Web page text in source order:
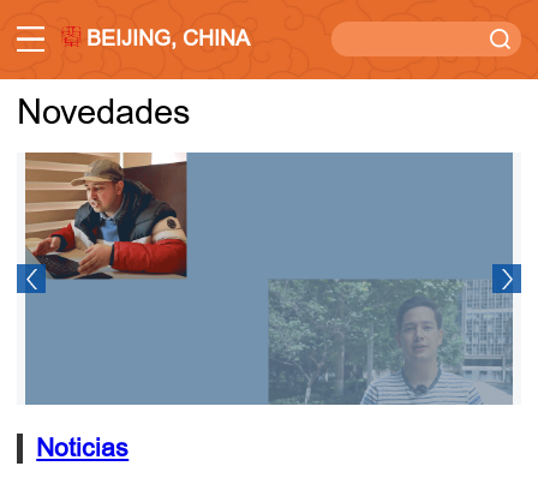
BEIJING, CHINA
Novedades
Noticias